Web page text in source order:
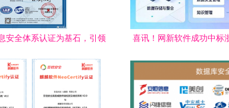
安全体系认证为基石，引领
喜讯！网新软件成功中标
数据治理与信息